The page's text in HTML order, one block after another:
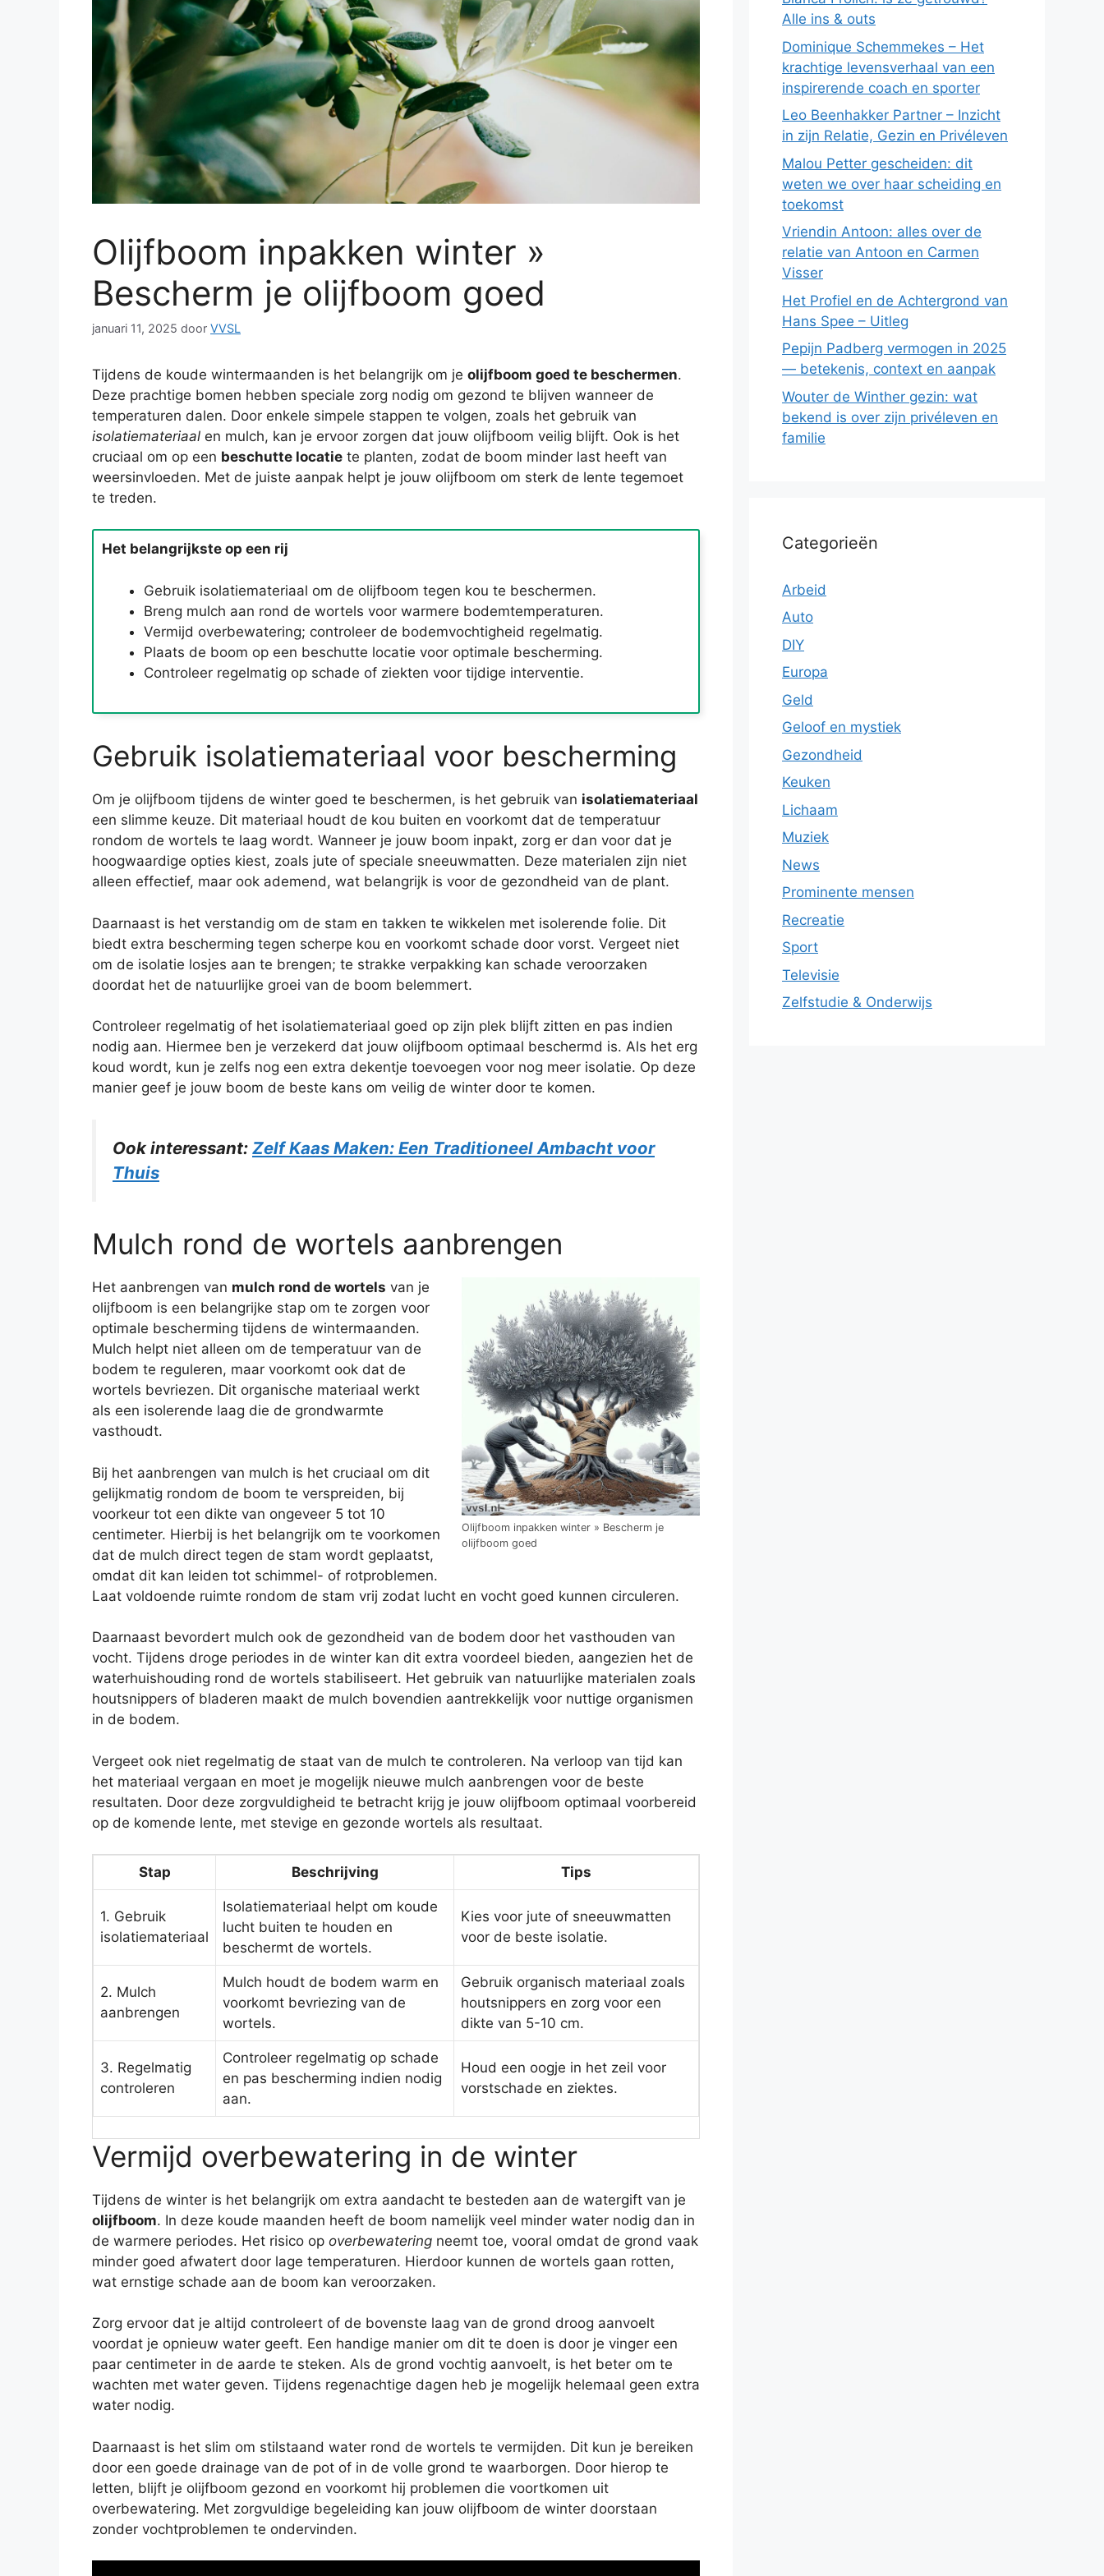
Olijfboom inpakken winter »
Bescherm je olijfboom goed
januari 11, 2025 door VVSL
Tijdens de koude wintermaanden is het belangrijk om je olijfboom goed te beschermen.
Deze prachtige bomen hebben speciale zorg nodig om gezond te blijven wanneer de
temperaturen dalen. Door enkele simpele stappen te volgen, zoals het gebruik van
isolatiemateriaal en mulch, kan je ervoor zorgen dat jouw olijfboom veilig blijft. Ook is het
cruciaal om op een beschutte locatie te planten, zodat de boom minder last heeft van
weersinvloeden. Met de juiste aanpak helpt je jouw olijfboom om sterk de lente tegemoet
te treden.
Het belangrijkste op een rij
Gebruik isolatiemateriaal om de olijfboom tegen kou te beschermen.
Breng mulch aan rond de wortels voor warmere bodemtemperaturen.
Vermijd overbewatering; controleer de bodemvochtigheid regelmatig.
Plaats de boom op een beschutte locatie voor optimale bescherming.
Controleer regelmatig op schade of ziekten voor tijdige interventie.
Gebruik isolatiemateriaal voor bescherming
Om je olijfboom tijdens de winter goed te beschermen, is het gebruik van isolatiemateriaal
een slimme keuze. Dit materiaal houdt de kou buiten en voorkomt dat de temperatuur
rondom de wortels te laag wordt. Wanneer je jouw boom inpakt, zorg er dan voor dat je
hoogwaardige opties kiest, zoals jute of speciale sneeuwmatten. Deze materialen zijn niet
alleen effectief, maar ook ademend, wat belangrijk is voor de gezondheid van de plant.
Daarnaast is het verstandig om de stam en takken te wikkelen met isolerende folie. Dit
biedt extra bescherming tegen scherpe kou en voorkomt schade door vorst. Vergeet niet
om de isolatie losjes aan te brengen; te strakke verpakking kan schade veroorzaken
doordat het de natuurlijke groei van de boom belemmert.
Controleer regelmatig of het isolatiemateriaal goed op zijn plek blijft zitten en pas indien
nodig aan. Hiermee ben je verzekerd dat jouw olijfboom optimaal beschermd is. Als het erg
koud wordt, kun je zelfs nog een extra dekentje toevoegen voor nog meer isolatie. Op deze
manier geef je jouw boom de beste kans om veilig de winter door te komen.
Ook interessant: Zelf Kaas Maken: Een Traditioneel Ambacht voor
Thuis
Mulch rond de wortels aanbrengen
Olijfboom inpakken winter » Bescherm je
olijfboom goed
Het aanbrengen van mulch rond de wortels van je
olijfboom is een belangrijke stap om te zorgen voor
optimale bescherming tijdens de wintermaanden.
Mulch helpt niet alleen om de temperatuur van de
bodem te reguleren, maar voorkomt ook dat de
wortels bevriezen. Dit organische materiaal werkt
als een isolerende laag die de grondwarmte
vasthoudt.
Bij het aanbrengen van mulch is het cruciaal om dit
gelijkmatig rondom de boom te verspreiden, bij
voorkeur tot een dikte van ongeveer 5 tot 10
centimeter. Hierbij is het belangrijk om te voorkomen
dat de mulch direct tegen de stam wordt geplaatst,
omdat dit kan leiden tot schimmel- of rotproblemen.
Laat voldoende ruimte rondom de stam vrij zodat lucht en vocht goed kunnen circuleren.
Daarnaast bevordert mulch ook de gezondheid van de bodem door het vasthouden van
vocht. Tijdens droge periodes in de winter kan dit extra voordeel bieden, aangezien het de
waterhuishouding rond de wortels stabiliseert. Het gebruik van natuurlijke materialen zoals
houtsnippers of bladeren maakt de mulch bovendien aantrekkelijk voor nuttige organismen
in de bodem.
Vergeet ook niet regelmatig de staat van de mulch te controleren. Na verloop van tijd kan
het materiaal vergaan en moet je mogelijk nieuwe mulch aanbrengen voor de beste
resultaten. Door deze zorgvuldigheid te betracht krijg je jouw olijfboom optimaal voorbereid
op de komende lente, met stevige en gezonde wortels als resultaat.
Stap Beschrijving Tips
1. Gebruik
isolatiemateriaal
Isolatiemateriaal helpt om koude
lucht buiten te houden en
beschermt de wortels.
Kies voor jute of sneeuwmatten
voor de beste isolatie.
2. Mulch
aanbrengen
Mulch houdt de bodem warm en
voorkomt bevriezing van de
wortels.
Gebruik organisch materiaal zoals
houtsnippers en zorg voor een
dikte van 5-10 cm.
3. Regelmatig
controleren
Controleer regelmatig op schade
en pas bescherming indien nodig
aan.
Houd een oogje in het zeil voor
vorstschade en ziektes.
Vermijd overbewatering in de winter
Tijdens de winter is het belangrijk om extra aandacht te besteden aan de watergift van je
olijfboom. In deze koude maanden heeft de boom namelijk veel minder water nodig dan in
de warmere periodes. Het risico op overbewatering neemt toe, vooral omdat de grond vaak
minder goed afwatert door lage temperaturen. Hierdoor kunnen de wortels gaan rotten,
wat ernstige schade aan de boom kan veroorzaken.
Zorg ervoor dat je altijd controleert of de bovenste laag van de grond droog aanvoelt
voordat je opnieuw water geeft. Een handige manier om dit te doen is door je vinger een
paar centimeter in de aarde te steken. Als de grond vochtig aanvoelt, is het beter om te
wachten met water geven. Tijdens regenachtige dagen heb je mogelijk helemaal geen extra
water nodig.
Daarnaast is het slim om stilstaand water rond de wortels te vermijden. Dit kun je bereiken
door een goede drainage van de pot of in de volle grond te waarborgen. Door hierop te
letten, blijft je olijfboom gezond en voorkomt hij problemen die voortkomen uit
overbewatering. Met zorgvuldige begeleiding kan jouw olijfboom de winter doorstaan
zonder vochtproblemen te ondervinden.
Alle ins & outs
Dominique Schemmekes – Het
krachtige levensverhaal van een
inspirerende coach en sporter
Leo Beenhakker Partner – Inzicht
in zijn Relatie, Gezin en Privéleven
Malou Petter gescheiden: dit
weten we over haar scheiding en
toekomst
Vriendin Antoon: alles over de
relatie van Antoon en Carmen
Visser
Het Profiel en de Achtergrond van
Hans Spee – Uitleg
Pepijn Padberg vermogen in 2025
— betekenis, context en aanpak
Wouter de Winther gezin: wat
bekend is over zijn privéleven en
familie
Categorieën
Arbeid
Auto
DIY
Europa
Geld
Geloof en mystiek
Gezondheid
Keuken
Lichaam
Muziek
News
Prominente mensen
Recreatie
Sport
Televisie
Zelfstudie & Onderwijs